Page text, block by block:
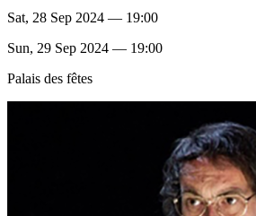
Sat, 28 Sep 2024 — 19:00
Sun, 29 Sep 2024 — 19:00
Palais des fêtes